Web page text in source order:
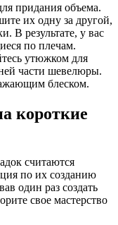
придания объема.
их одну за другой,
В результате, у вас
по плечам.
утюжком для
части шевелюры.
блеском.
короткие
считаются
по их созданию
один раз создать
свое мастерство